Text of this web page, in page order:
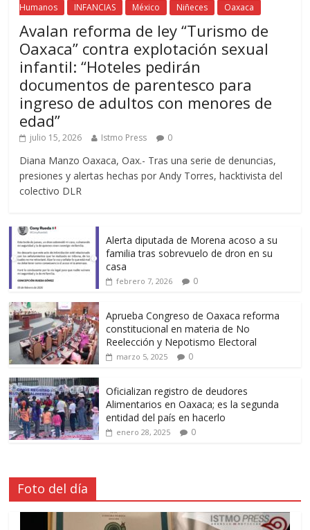
Humanos
INFANCIAS México Niñeces Oaxaca
Avalan reforma de ley “Turismo de
Oaxaca” contra explotación sexual
infantil: “Hoteles pedirán
documentos de parentesco para
ingreso de adultos con menores de
edad”
julio 15, 2026 Istmo Press 0
Diana Manzo Oaxaca, Oax.- Tras una serie de denuncias,
presiones y alertas hechas por Andy Torres, hacktivista del
colectivo DLR
Alerta diputada de Morena acoso a su
familia tras sobrevuelo de dron en su
casa
febrero 7, 2026 0
Aprueba Congreso de Oaxaca reforma
constitucional en materia de No
Reelección y Nepotismo Electoral
marzo 5, 2025 0
Oficializan registro de deudores
Alimentarios en Oaxaca; es la segunda
entidad del país en hacerlo
enero 28, 2025 0
Foto del día